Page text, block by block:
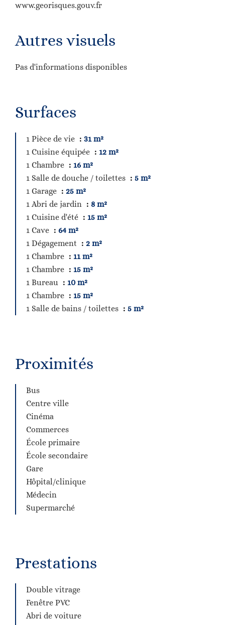
www.georisques.gouv.fr
Autres visuels
Pas d'informations disponibles
Surfaces
1 Pièce de vie
31 m²
1 Cuisine équipée
12 m²
1 Chambre
16 m²
1 Salle de douche / toilettes
5 m²
1 Garage
25 m²
1 Abri de jardin
8 m²
1 Cuisine d'été
15 m²
1 Cave
64 m²
1 Dégagement
2 m²
1 Chambre
11 m²
1 Chambre
15 m²
1 Bureau
10 m²
1 Chambre
15 m²
1 Salle de bains / toilettes
5 m²
Proximités
Bus
Centre ville
Cinéma
Commerces
École primaire
École secondaire
Gare
Hôpital/clinique
Médecin
Supermarché
Prestations
Double vitrage
Fenêtre PVC
Abri de voiture